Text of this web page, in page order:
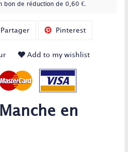
bon de réduction de 0,60 €.
Partager Pinterest
Add to my wishlist
en